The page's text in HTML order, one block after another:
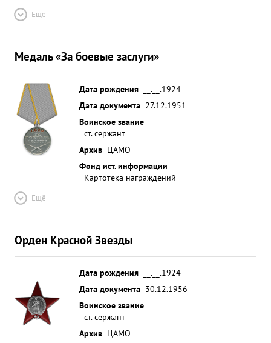
Ещё
Медаль «За боевые заслуги»
Дата рождения
__.__.1924
Дата документа 27.12.1951
Воинское звание
ст. сержант
Архив ЦАМО
Фонд ист. информации
Картотека награждений
Ещё
Орден Красной Звезды
Дата рождения
__.__.1924
Дата документа 30.12.1956
Воинское звание
ст. сержант
Архив ЦАМО